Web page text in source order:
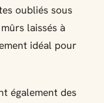
oubliés sous
laissés à
idéal pour
également des